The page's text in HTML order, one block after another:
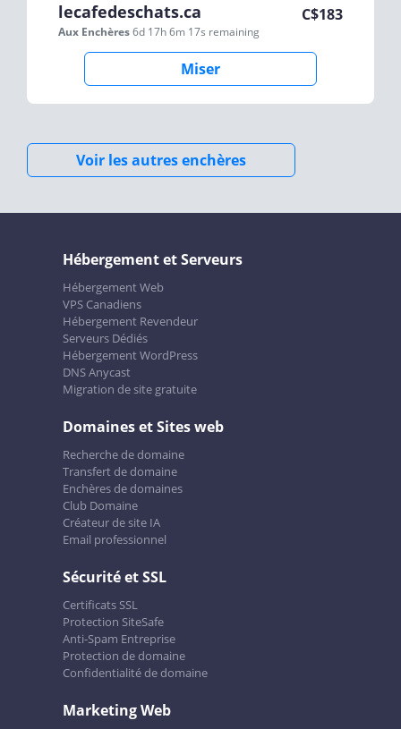
lecafedeschats.ca
Aux Enchères6d 17h 6m 17s remaining
C$183
Miser
Voir les autres enchères
Hébergement et Serveurs
Hébergement Web
VPS Canadiens
Hébergement Revendeur
Serveurs Dédiés
Hébergement WordPress
DNS Anycast
Migration de site gratuite
Domaines et Sites web
Recherche de domaine
Transfert de domaine
Enchères de domaines
Club Domaine
Créateur de site IA
Email professionnel
Sécurité et SSL
Certificats SSL
Protection SiteSafe
Anti-Spam Entreprise
Protection de domaine
Confidentialité de domaine
Marketing Web